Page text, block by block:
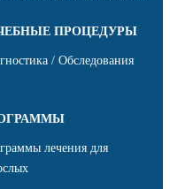
ПРОЦЕДУРЫ
/ Обследования
лечения для